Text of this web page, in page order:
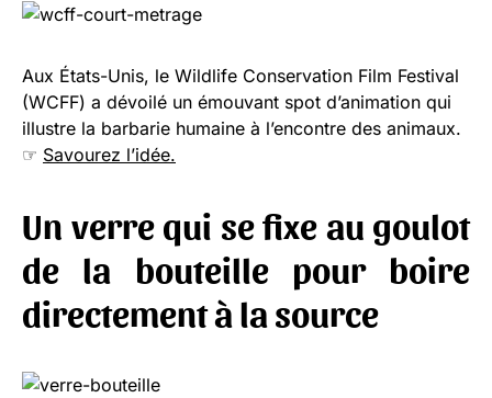
Aux États-Unis, le Wildlife Conservation Film Festival
(WCFF) a dévoilé un émouvant spot d’animation qui
illustre la barbarie humaine à l’encontre des animaux.
☞ Savourez l’idée.
Un verre qui se fixe au goulot
de la bouteille pour boire
directement à la source